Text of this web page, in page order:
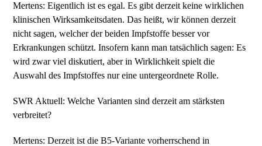
Mertens: Eigentlich ist es egal. Es gibt derzeit keine wirklichen
klinischen Wirksamkeitsdaten. Das heißt, wir können derzeit
nicht sagen, welcher der beiden Impfstoffe besser vor
Erkrankungen schützt. Insofern kann man tatsächlich sagen: Es
wird zwar viel diskutiert, aber in Wirklichkeit spielt die
Auswahl des Impfstoffes nur eine untergeordnete Rolle.
SWR Aktuell: Welche Varianten sind derzeit am stärksten
verbreitet?
Mertens: Derzeit ist die B5-Variante vorherrschend in